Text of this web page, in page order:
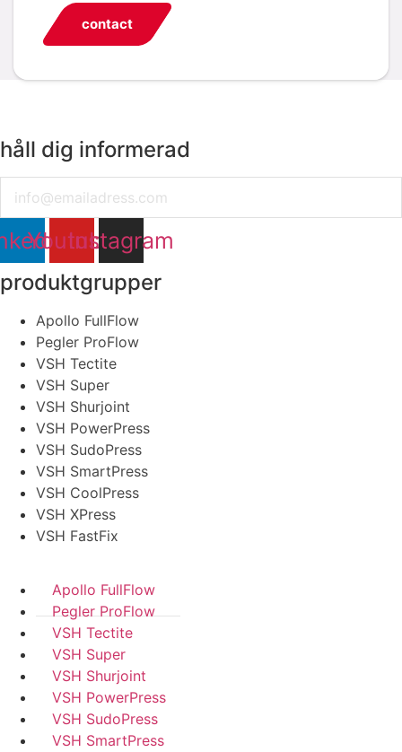
contact
håll dig informerad
Youtube
Instagram
produktgrupper
Apollo FullFlow
Pegler ProFlow
VSH Tectite
VSH Super
VSH Shurjoint
VSH PowerPress
VSH SudoPress
VSH SmartPress
VSH CoolPress
VSH XPress
VSH FastFix
Apollo FullFlow
Pegler ProFlow
VSH Tectite
VSH Super
VSH Shurjoint
VSH PowerPress
VSH SudoPress
VSH SmartPress